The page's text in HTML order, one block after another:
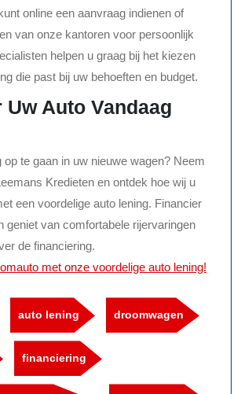
online een aanvraag indienen of
van onze kantoren voor persoonlijk
helpen u graag bij het kiezen
die past bij uw behoeften en budget.
Uw Auto Vandaag
op te gaan in uw nieuwe wagen? Neem
Kredieten en ontdek hoe wij u
een voordelige auto lening. Financier
geniet van comfortabele rijervaringen
de financiering.
met onze voordelige auto lening!
auto lening droomwagen
financiering